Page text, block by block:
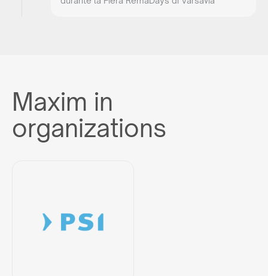
Maxim in
organizations